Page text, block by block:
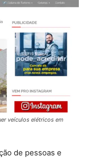
veículos elétricos em
de pessoas e